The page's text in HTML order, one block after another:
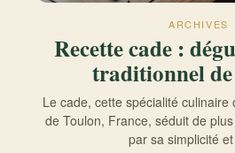
ARCHIVES
Recette cade :
traditionnel
Le cade, cette spécialité culinaire
de Toulon, France, séduit de
par sa simplicité